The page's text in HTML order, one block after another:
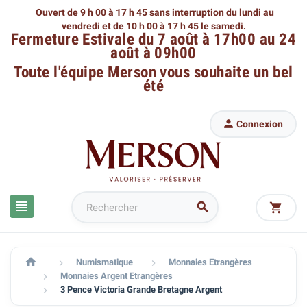
Ouvert de 9 h 00 à 17 h 45 sans interruption du lundi au
vendredi et de 10 h 00 à 17 h 45 le samedi.
Fermeture Estivale du 7 août à 17h00 au 24
août à 09h00
Toute l'équipe Mersonvous souhaite un bel
été
 
 Connexion

  Numismatique  Monnaies Etrangères
 Monnaies Argent Etrangères
 3 Pence Victoria Grande Bretagne Argent